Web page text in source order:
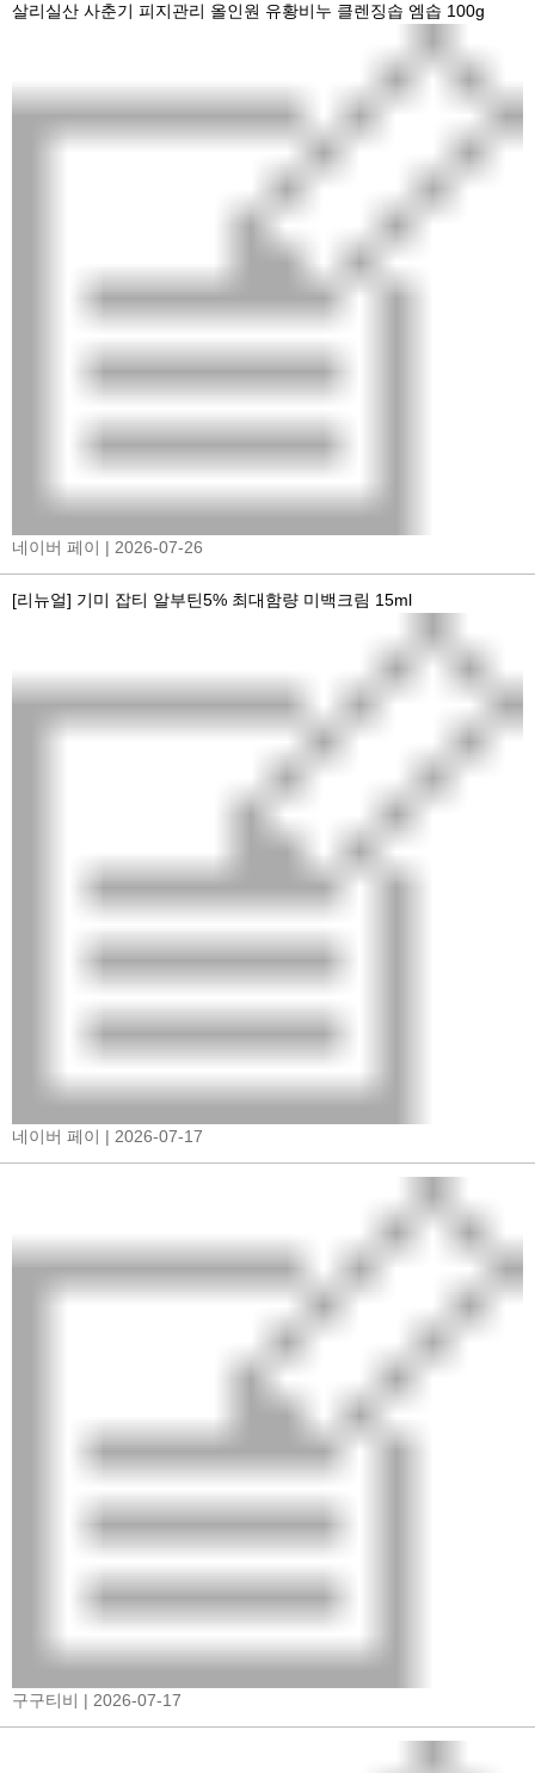
살리실산 사춘기 피지관리 올인원 유황비누 클렌징솝 엠솝 100g
네이버 페이 | 2026-07-26
[리뉴얼] 기미 잡티 알부틴5% 최대함량 미백크림 15ml
네이버 페이 | 2026-07-17
구구티비 | 2026-07-17